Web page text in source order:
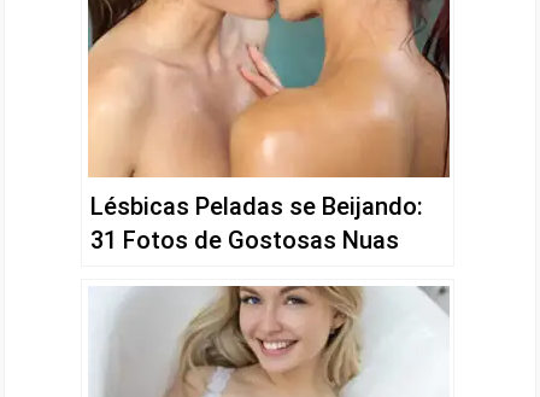
Lésbicas Peladas se Beijando:
31 Fotos de Gostosas Nuas